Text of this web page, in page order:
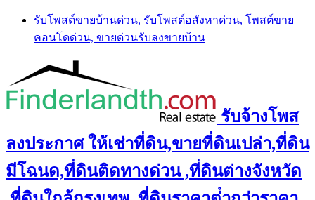
Skip
content
รับโพสต์ขายบ้านด่วน, รับโพสต์อสังหาด่วน, โพสต์ขาย
คอนโดด่วน, ขายด่วนรับลงขายบ้าน
รับจ้างโพส
ลงประกาศ ให้เช่าที่ดิน,ขายที่ดินเปล่า,ที่ดิน
มีโฉนด,ที่ดินติดทางด่วน ,ที่ดินต่างจังหวัด